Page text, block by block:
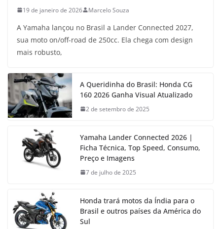
19 de janeiro de 2026 Marcelo Souza
A Yamaha lançou no Brasil a Lander Connected 2027,
sua moto on/off-road de 250cc. Ela chega com design
mais robusto,
A Queridinha do Brasil: Honda CG
160 2026 Ganha Visual Atualizado
2 de setembro de 2025
Yamaha Lander Connected 2026 |
Ficha Técnica, Top Speed, Consumo,
Preço e Imagens
7 de julho de 2025
Honda trará motos da Índia para o
Brasil e outros países da América do
Sul